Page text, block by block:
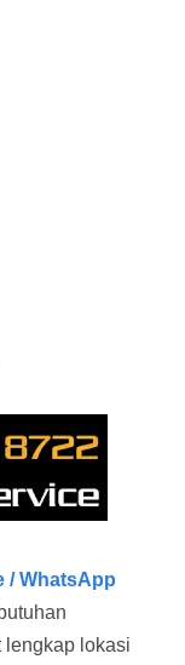
/ WhatsApp
lengkap lokasi